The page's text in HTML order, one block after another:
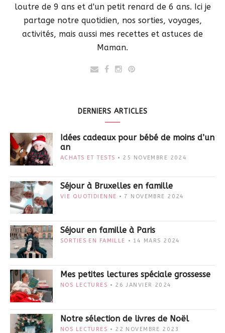
loutre de 9 ans et d'un petit renard de 6 ans. Ici je
partage notre quotidien, nos sorties, voyages,
activités, mais aussi mes recettes et astuces de
Maman.
DERNIERS ARTICLES
Idées cadeaux pour bébé de moins d’un
an
ACHATS ET TESTS 25 NOVEMBRE 2024
Séjour à Bruxelles en famille
VIE QUOTIDIENNE 7 NOVEMBRE 2024
Séjour en famille à Paris
SORTIES EN FAMILLE 14 MARS 2024
Mes petites lectures spéciale grossesse
NOS LECTURES 26 JANVIER 2024
Notre sélection de livres de Noël
NOS LECTURES 22 NOVEMBRE 2023